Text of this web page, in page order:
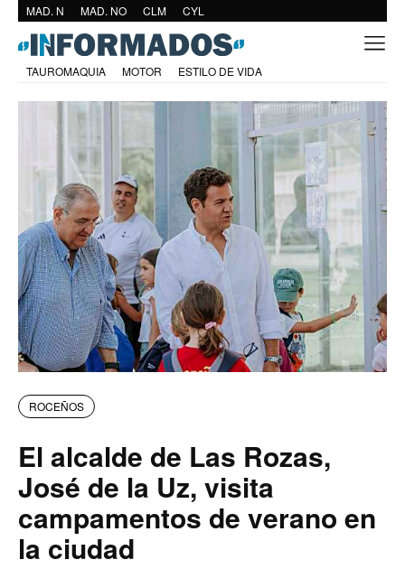
MAD. N MAD. NO CLM CYL
TAUROMAQUIA MOTOR ESTILO DE VIDA
ROCEÑOS
El alcalde de Las Rozas,
José de la Uz, visita
campamentos de verano en
la ciudad